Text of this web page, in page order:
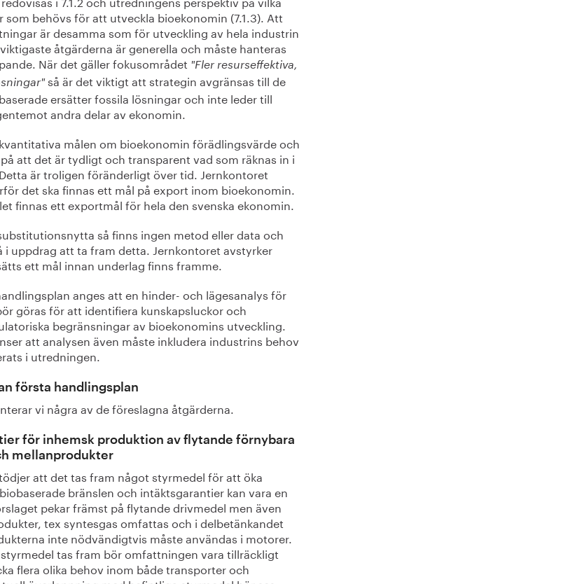
behövs för att utveckla bioekonomin (7.1.3). Att
är desamma som för utveckling av hela industrin
åtgärderna är generella och måste hanteras
När det gäller fokusområdet "Fler resurseffektiva,
så är det viktigt att strategin avgränsas till de
ersätter fossila lösningar och inte leder till
andra delar av ekonomin.
målen om bioekonomin förädlingsvärde och
att det är tydligt och transparent vad som räknas in i
är troligen föränderligt över tid. Jernkontoret
det ska finnas ett mål på export inom bioekonomin.
finnas ett exportmål för hela den svenska ekonomin.
så finns ingen metod eller data och
i uppdrag att ta fram detta. Jernkontoret avstyrker
ett mål innan underlag finns framme.
anges att en hinder- och lägesanalys för
göras för att identifiera kunskapsluckor och
begränsningar av bioekonomins utveckling.
att analysen även måste inkludera industrins behov
i utredningen.
första handlingsplan
vi några av de föreslagna åtgärderna.
för inhemsk produktion av flytande förnybara
mellanprodukter
att det tas fram något styrmedel för att öka
bränslen och intäktsgarantier kan vara en
pekar främst på flytande drivmedel men även
tex syntesgas omfattas och i delbetänkandet
inte nödvändigtvis måste användas i motorer.
tas fram bör omfattningen vara tillräckligt
flera olika behov inom både transporter och